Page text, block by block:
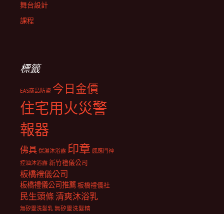
舞台設計
課程
標籤
EAS商品防盜 今日金價
住宅用火災警
報器
佛具 保濕沐浴露 印章 感應門神
控油沐浴露 新竹禮儀公司
板橋禮儀公司
板橋禮儀公司推薦板橋禮儀社
民生頭條清爽沐浴乳
無矽靈洗髮乳 無矽靈洗髮精